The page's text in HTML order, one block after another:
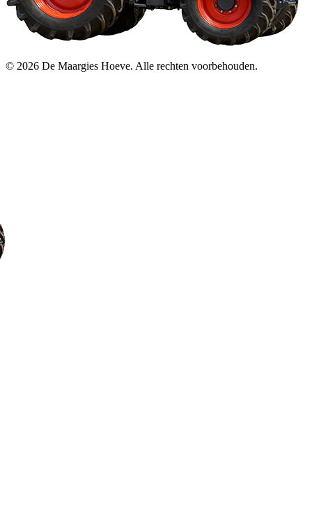
© 2026 De Maargies Hoeve. Alle rechten voorbehouden.